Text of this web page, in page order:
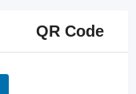
QR Code